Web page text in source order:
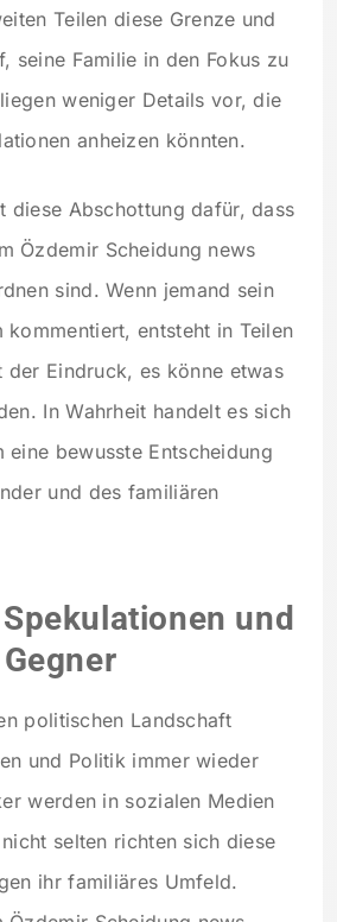
Teilen diese Grenze und
seine Familie in den Fokus zu
weniger Details vor, die
anheizen könnten.
diese Abschottung dafür, dass
Özdemir Scheidung news
sind. Wenn jemand sein
kommentiert, entsteht in Teilen
Eindruck, es könne etwas
In Wahrheit handelt es sich
eine bewusste Entscheidung
und des familiären
und
politischen Landschaft
und Politik immer wieder
werden in sozialen Medien
selten richten sich diese
ihr familiäres Umfeld.